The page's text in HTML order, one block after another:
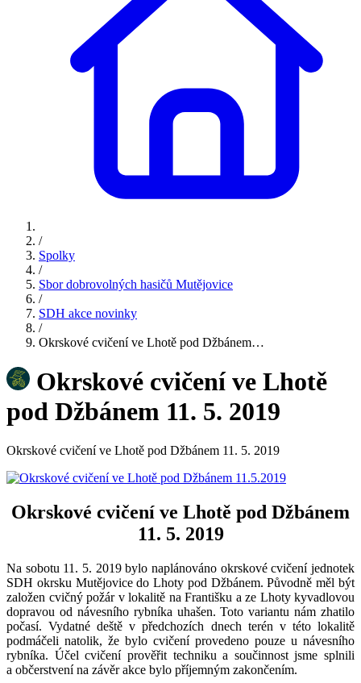
/
Spolky
/
Sbor dobrovolných hasičů Mutějovice
/
SDH akce novinky
/
Okrskové cvičení ve Lhotě pod Džbánem…
Okrskové cvičení ve Lhotě
pod Džbánem 11. 5. 2019
Okrskové cvičení ve Lhotě pod Džbánem 11. 5. 2019
Okrskové cvičení ve Lhotě pod Džbánem
11. 5. 2019
Na sobotu 11. 5. 2019 bylo naplánováno okrskové cvičení jednotek
SDH okrsku Mutějovice do Lhoty pod Džbánem. Původně měl být
založen cvičný požár v lokalitě na Františku a ze Lhoty kyvadlovou
dopravou od návesního rybníka uhašen. Toto variantu nám zhatilo
počasí. Vydatné deště v předchozích dnech terén v této lokalitě
podmáčeli natolik, že bylo cvičení provedeno pouze u návesního
rybníka. Účel cvičení prověřit techniku a součinnost jsme splnili
a občerstvení na závěr akce bylo příjemným zakončením.